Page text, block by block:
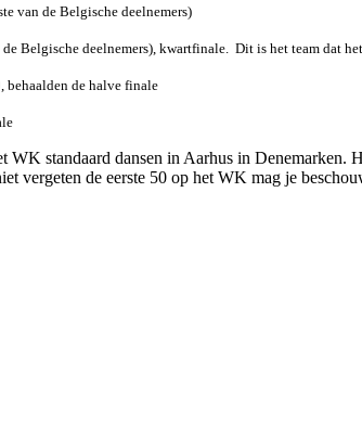
van de Belgische deelnemers)
Belgische deelnemers), kwartfinale. Dit is het team dat
behaalden de halve finale
WK standaard dansen in Aarhus in Denemarken.
vergeten de eerste 50 op het WK mag je